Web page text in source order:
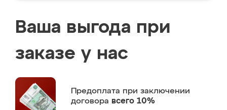
Ваша выгода при
заказе у нас
Предоплата при заключении
договора всего 10%